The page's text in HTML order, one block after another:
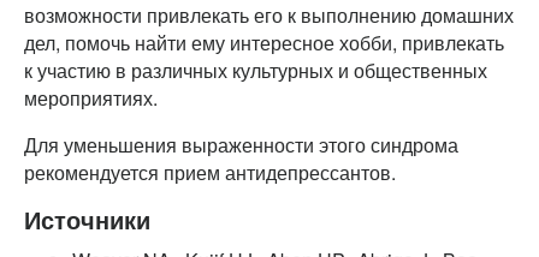
возможности привлекать его к выполнению домашних
дел, помочь найти ему интересное хобби, привлекать
к участию в различных культурных и общественных
мероприятиях.
Для уменьшения выраженности этого синдрома
рекомендуется прием антидепрессантов.
Источники